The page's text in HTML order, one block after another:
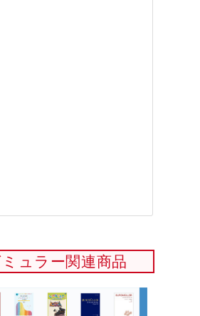
ュラー関連商品